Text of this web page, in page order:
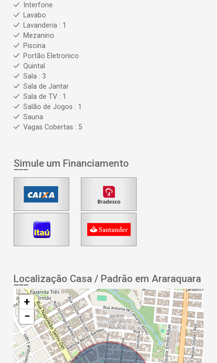
Interfone
Lavabo
Lavanderia : 1
Mezanino
Piscina
Portão Eletronico
Quintal
Sala : 3
Sala de Jantar
Sala de TV : 1
Salão de Jogos : 1
Sauna
Vagas Cobertas : 5
Simule um Financiamento
Localização Casa / Padrão em Araraquara
+
−